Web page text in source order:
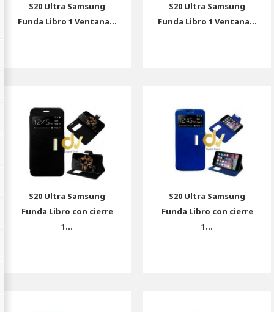
S20 Ultra Samsung
Funda Libro 1 Ventana...
S20 Ultra Samsung
Funda Libro 1 Ventana...
S20 Ultra Samsung
Funda Libro con cierre
1...
S20 Ultra Samsung
Funda Libro con cierre
1...